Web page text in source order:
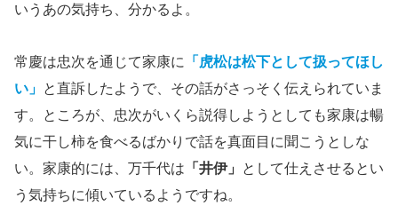
いうあの気持ち、分かるよ。
常慶は忠次を通じて家康に
「虎松は松下として扱ってほし
い」 と直訴したようで、その話がさっそく伝えられていま
す。ところが、忠次がいくら説得しようとしても家康は暢
気に干し柿を食べるばかりで話を真面目に聞こうとしな
い。家康的には、万千代は 「井伊」
として仕えさせるとい
う気持ちに傾いているようですね。